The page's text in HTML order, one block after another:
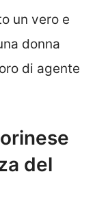
un vero e
donna
di agente
del